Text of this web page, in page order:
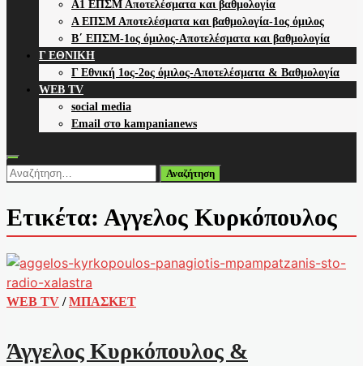
Α1 ΕΠΣΜ Αποτελέσματα και βαθμολογία
Α ΕΠΣΜ Αποτελέσματα και βαθμολογία-1ος όμιλος
Β΄ ΕΠΣΜ-1ος όμιλος-Αποτελέσματα και βαθμολογία
Γ ΕΘΝΙΚΗ
Γ Εθνική 1ος-2ος όμιλος-Αποτελέσματα & Βαθμολογία
WEB TV
social media
Email στο kampanianews
Αναζήτηση
Ετικέτα: Αγγελος Κυρκόπουλος
WEB TV /ΜΠΑΣΚΕΤ
Άγγελος Κυρκόπουλος &